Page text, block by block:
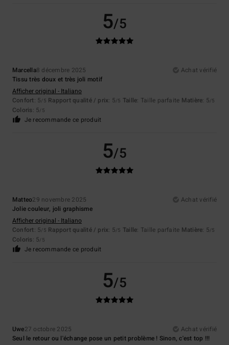
5/5
Marcella8 décembre 2025
Achat vérifié
Tissu très doux et très joli motif
Afficher original - Italiano
Confort: 5/5 Rapport qualité / prix: 5/5 Taille: Taille parfaite Matière: 5/5
Coloris: 5/5
Je recommande ce produit
5/5
Matteo29 novembre 2025
Achat vérifié
Jolie couleur, joli graphisme
Afficher original - Italiano
Confort: 5/5 Rapport qualité / prix: 5/5 Taille: Taille parfaite Matière: 5/5
Coloris: 5/5
Je recommande ce produit
5/5
Uwe27 octobre 2025
Achat vérifié
Seul le retour ou l'échange pose un petit problème ! Sinon, c'est top !!!